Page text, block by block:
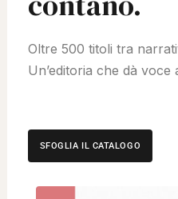
Oltre 500 titoli tra
Un’editoria che dà voce
SFOGLIA IL CATALOGO